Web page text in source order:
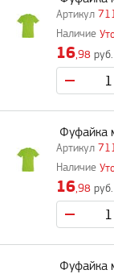
16,98 руб.
Фуфайка
16,98 руб.
Фуфайка